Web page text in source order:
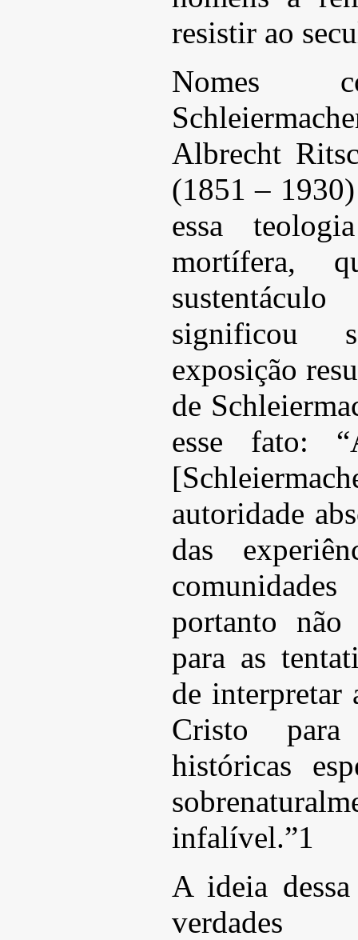
resistir ao
Nomes
Albrecht
(1851 –
essa
mortífera,
significou
exposição
de
esse fato:
autoridade
das
portanto
para as
de interpretar
Cristo para
históricas
infalível.”1
A ideia